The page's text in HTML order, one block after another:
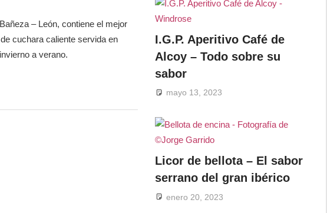
– León, contiene el mejor
cuchara caliente servida en
a verano.
I.G.P. Aperitivo Café de
Alcoy – Todo sobre su
sabor
mayo 13, 2023
Licor de bellota – El sabor
serrano del gran ibérico
enero 20, 2023